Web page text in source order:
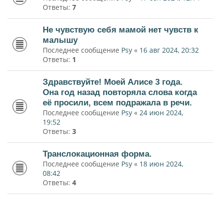
Ответы: 7
Не чувствую себя мамой нет чувств к
малышу
Последнее сообщение Psy « 16 авг 2024, 20:32
Ответы: 1
Здравствуйте! Моей Алисе 3 года.
Она год назад повторяла слова когда
её просили, всем подражала в речи.
Последнее сообщение Psy « 24 июн 2024,
19:52
Ответы: 3
Транслокационная форма.
Последнее сообщение Psy « 18 июн 2024,
08:42
Ответы: 4